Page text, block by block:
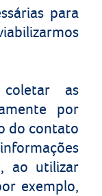
para
as
por
do contato
ao utilizar
exemplo,